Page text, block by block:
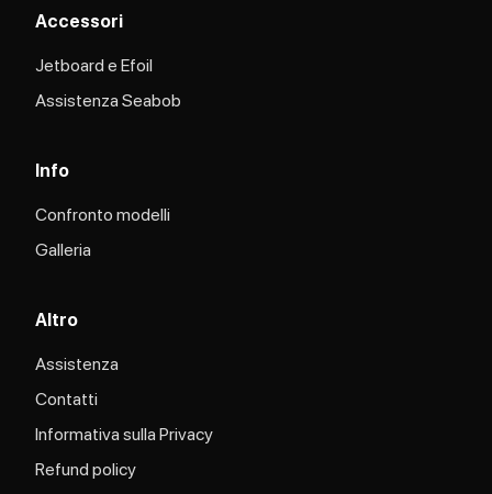
Accessori
Jetboard e Efoil
Assistenza Seabob​
Info
Confronto modelli
Galleria
Altro
Assistenza
Contatti
Informativa sulla Privacy
Refund policy